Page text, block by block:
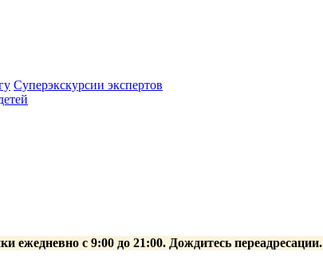
Суперэкскурсии экспертов
ежедневно с 9:00 до 21:00. Дождитесь переадресации.